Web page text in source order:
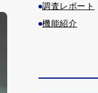
調査レポート
機能紹介